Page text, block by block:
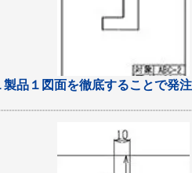
製品１図面を徹底することで発